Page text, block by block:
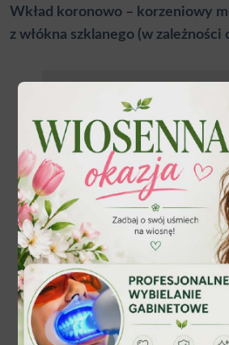
Wkład koronowo – korzeniowy
z włókna szklanego (w zależności
Wkład podwójny
Wkład potrójny
Proteza szkieletowa
Proteza całkowita akrylowa
Proteza częściowa